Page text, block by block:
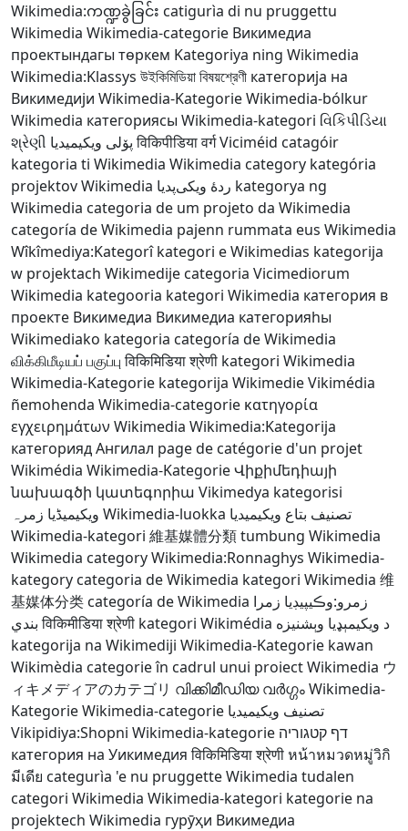
Wikimedia:ကဏ္ဍခွဲခြင်း catigurìa di nu pruggettu
Wikimedia Wikimedia-categorie Викимедиа
проектындагы төркем Kategoriya ning Wikimedia
Wikimedia:Klassys উইকিমিডিয়া বিষয়শ্রেণী категорија на
Викимедији Wikimedia-KategorieWikimedia-bólkur
Wikimedia категориясы Wikimedia-kategori વિકિપીડિયા
શ્રેણી پۆلی ویکیمیدیا विकिपीडिया वर्गViciméid catagóir
kategoria ti Wikimedia Wikimedia category kategória
projektov Wikimedia ردهٔ ویکی‌پدیا kategorya ng
Wikimedia categoria de um projeto da Wikimedia
categoría de Wikimedia pajenn rummata eus Wikimedia
Wîkîmediya:Kategorî kategori e Wikimedias kategorija
w projektach Wikimedije categoria Vicimediorum
Wikimedia kategooria kategori Wikimedia категория в
проекте Викимедиа Викимедиа категорияһы
Wikimediako kategoria categoría de Wikimedia
விக்கிமீடியப் பகுப்பு विकिमिडिया श्रेणी kategori Wikimedia
Wikimedia-Kategorie kategorija WikimedieVikimédia
ñemohenda Wikimedia-categorie κατηγορία
εγχειρημάτων Wikimedia Wikimedia:Kategorija
категорияд Ангилал page de catégorie d'un projet
Wikimédia Wikimedia-KategorieՎիքիմեդիայի
նախագծի կատեգորիա Vikimedya kategorisi
ویکیمیڈیا زمرہ Wikimedia-luokka تصنيف بتاع ويكيميديا
Wikimedia-kategori 維基媒體分類tumbung Wikimedia
Wikimedia categoryWikimedia:Ronnaghys Wikimedia-
kategory categoria de Wikimedia kategori Wikimedia 维
基媒体分类 categoría de Wikimedia زمرو:وڪيپيڊيا زمرا
بندي विकिमीडिया श्रेणी kategori Wikimédia د ويکيمېډيا وېشنيزه
kategorija na Wikimediji Wikimedia-Kategorie kawan
Wikimèdia categorie în cadrul unui proiect Wikimedia ウ
ィキメディアのカテゴリ വിക്കിമീഡിയ വർഗ്ഗംWikimedia-
KategorieWikimedia-categorie تصنيف ويكيميديا
Vikipidiya:Shopni Wikimedia-kategorie דף קטגוריה
категория на Уикимедия विकिमिडिया श्रेणीหน้าหมวดหมู่วิกิ
มีเดีย categurìa 'e nu pruggette Wikimedia tudalen
categori Wikimedia Wikimedia-kategori kategorie na
projektech Wikimedia гурӯҳи Викимедиа